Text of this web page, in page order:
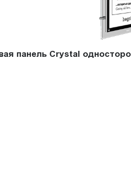
панель Crystal